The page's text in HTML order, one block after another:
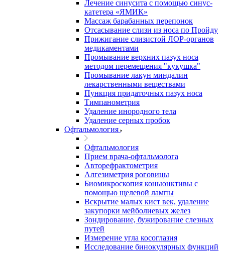
Лечение синусита с помощью синус-
катетера «ЯМИК»
Массаж барабанных перепонок
Отсасывание слизи из носа по Пройду
Прижигание слизистой ЛОР-органов
медикаментами
Промывание верхних пазух носа
методом перемещения "кукушка"
Промывание лакун миндалин
лекарственными веществами
Пункция придаточных пазух носа
Тимпанометрия
Удаление инородного тела
Удаление серных пробок
Офтальмология
Офтальмология
Прием врача-офтальмолога
Авторефрактометрия
Алгезиметрия роговицы
Биомикроскопия коньюнктивы с
помощью щелевой лампы
Вскрытие малых кист век, удаление
закупорки мейболиевых желез
Зондирование, бужирование слезных
путей
Измерение угла косоглазия
Исследование бинокулярных функций